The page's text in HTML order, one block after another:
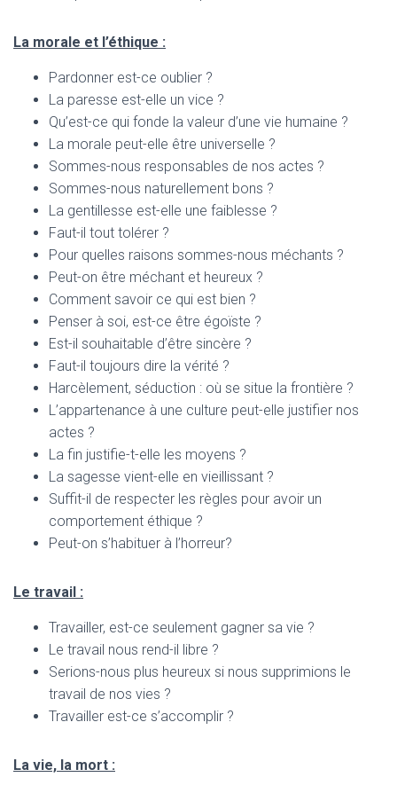
La morale et l’éthique :
Pardonner est-ce oublier ?
La paresse est-elle un vice ?
Qu’est-ce qui fonde la valeur d’une vie humaine ?
La morale peut-elle être universelle ?
Sommes-nous responsables de nos actes ?
Sommes-nous naturellement bons ?
La gentillesse est-elle une faiblesse ?
Faut-il tout tolérer ?
Pour quelles raisons sommes-nous méchants ?
Peut-on être méchant et heureux ?
Comment savoir ce qui est bien ?
Penser à soi, est-ce être égoïste ?
Est-il souhaitable d’être sincère ?
Faut-il toujours dire la vérité ?
Harcèlement, séduction : où se situe la frontière ?
L’appartenance à une culture peut-elle justifier nos
actes ?
La fin justifie-t-elle les moyens ?
La sagesse vient-elle en vieillissant ?
Suffit-il de respecter les règles pour avoir un
comportement éthique ?
Peut-on s’habituer à l’horreur?
Le travail :
Travailler, est-ce seulement gagner sa vie ?
Le travail nous rend-il libre ?
Serions-nous plus heureux si nous supprimions le
travail de nos vies ?
Travailler est-ce s’accomplir ?
La vie, la mort :